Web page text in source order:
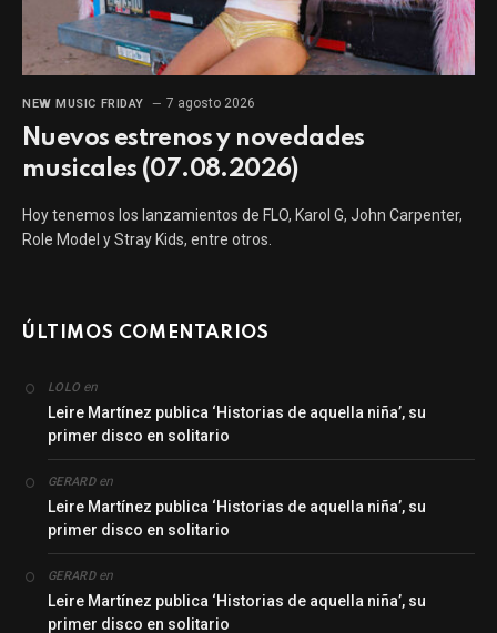
NEW MUSIC FRIDAY 7 agosto 2026
Nuevos estrenos y novedades
musicales (07.08.2026)
Hoy tenemos los lanzamientos de FLO, Karol G, John Carpenter,
Role Model y Stray Kids, entre otros.
ÚLTIMOS COMENTARIOS
LOLO en
Leire Martínez publica ‘Historias de aquella niña’, su
primer disco en solitario
GERARDen
Leire Martínez publica ‘Historias de aquella niña’, su
primer disco en solitario
GERARDen
Leire Martínez publica ‘Historias de aquella niña’, su
primer disco en solitario